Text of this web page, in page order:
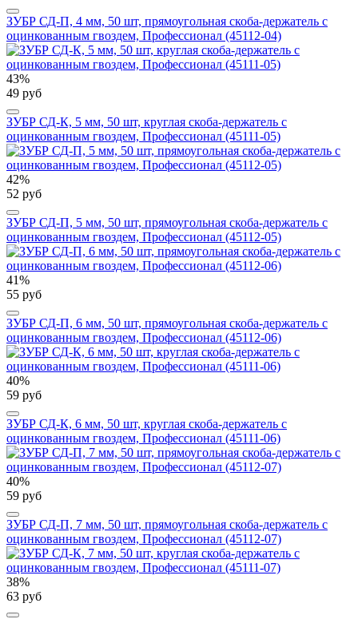
ЗУБР СД-П, 4 мм, 50 шт, прямоугольная скоба-держатель с
оцинкованным гвоздем, Профессионал (45112-04)
43%
49 руб
ЗУБР СД-К, 5 мм, 50 шт, круглая скоба-держатель с
оцинкованным гвоздем, Профессионал (45111-05)
42%
52 руб
ЗУБР СД-П, 5 мм, 50 шт, прямоугольная скоба-держатель с
оцинкованным гвоздем, Профессионал (45112-05)
41%
55 руб
ЗУБР СД-П, 6 мм, 50 шт, прямоугольная скоба-держатель с
оцинкованным гвоздем, Профессионал (45112-06)
40%
59 руб
ЗУБР СД-К, 6 мм, 50 шт, круглая скоба-держатель с
оцинкованным гвоздем, Профессионал (45111-06)
40%
59 руб
ЗУБР СД-П, 7 мм, 50 шт, прямоугольная скоба-держатель с
оцинкованным гвоздем, Профессионал (45112-07)
38%
63 руб